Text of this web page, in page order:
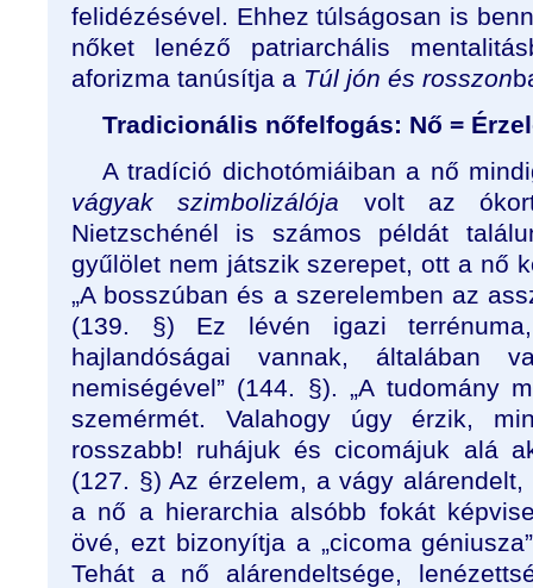
felidézésével. Ehhez túlságosan is
nőket lenéző patriarchális
aforizma tanúsítja a Túl jón és rosszon
Tradicionális nőfelfogás: Nő =
A tradíció dichotómiáiban a nő
vágyak szimbolizálója volt az
Nietzschénél is számos példát
gyűlölet nem játszik szerepet, ott a nő
„A bosszúban és a szerelemben az
(139. §) Ez lévén igazi
hajlandóságai vannak, általában
nemiségével” (144. §). „A tudomány
szemérmét. Valahogy úgy érzik,
rosszabb! ruhájuk és cicomájuk alá
(127. §) Az érzelem, a vágy
a nő a hierarchia alsóbb fokát
övé, ezt bizonyítja a „cicoma
Tehát a nő alárendeltsége,